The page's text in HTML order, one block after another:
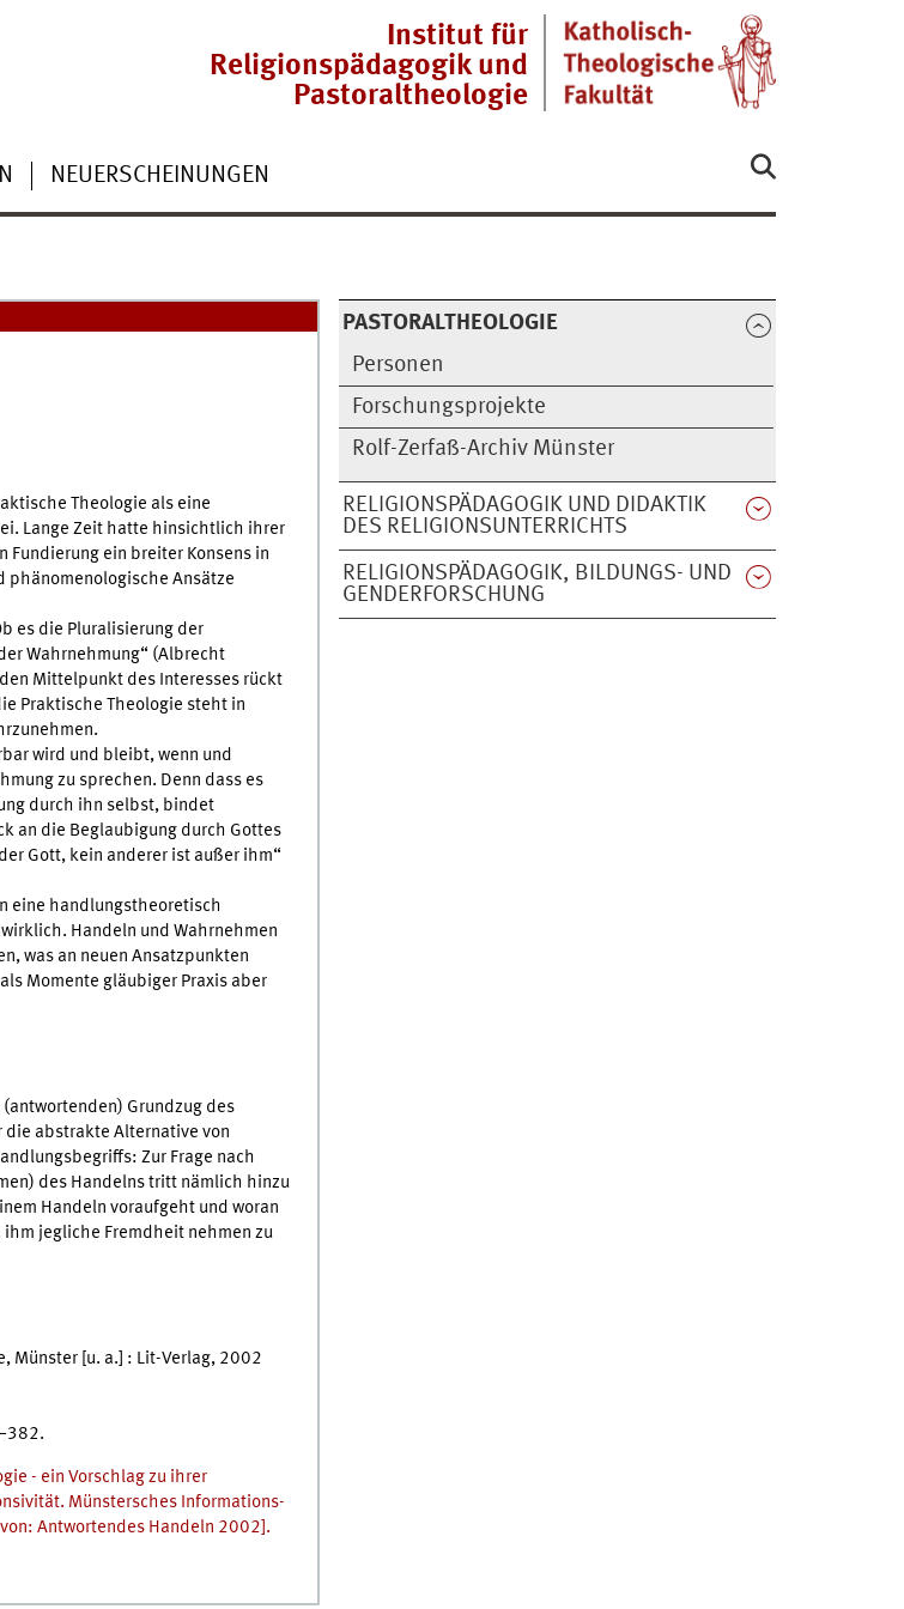
Institut für
Religionspädagogik und
Pastoraltheologie
NEUERSCHEINUNGEN
PASTORALTHEOLOGIE
Personen
Forschungsprojekte
Rolf-Zerfaß-Archiv Münster
RELIGIONSPÄDAGOGIK UND DIDAKTIK
DES RELIGIONSUNTERRICHTS
RELIGIONSPÄDAGOGIK, BILDUNGS- UND
GENDERFORSCHUNG
Theologie als eine
Lange Zeit hatte hinsichtlich ihrer
ein breiter Konsens in
phänomenologische Ansätze
es die Pluralisierung der
Wahrnehmung“ (Albrecht
Mittelpunkt des Interesses rückt
Praktische Theologie steht in
wird und bleibt, wenn und
zu sprechen. Denn dass es
durch ihn selbst, bindet
an die Beglaubigung durch Gottes
Gott, kein anderer ist außer ihm“
eine handlungstheoretisch
Handeln und Wahrnehmen
was an neuen Ansatzpunkten
Momente gläubiger Praxis aber
Grundzug des
die abstrakte Alternative von
Zur Frage nach
des Handelns tritt nämlich hinzu
Handeln voraufgeht und woran
jegliche Fremdheit nehmen zu
Münster [u. a.] : Lit-Verlag, 2002
- ein Vorschlag zu ihrer
Münstersches Informations-
Antwortendes Handeln 2002].